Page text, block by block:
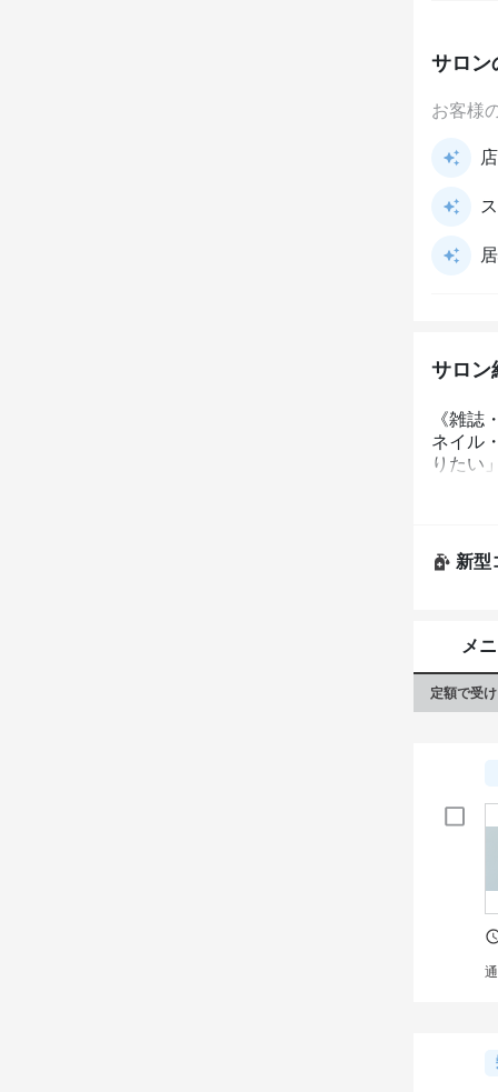
サロン
お客様
サロン
《雑
ネイル
りたい
新型
メ
定額で受